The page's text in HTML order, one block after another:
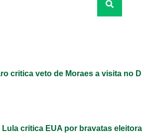
critica veto de Moraes a visita no
critica EUA por bravatas